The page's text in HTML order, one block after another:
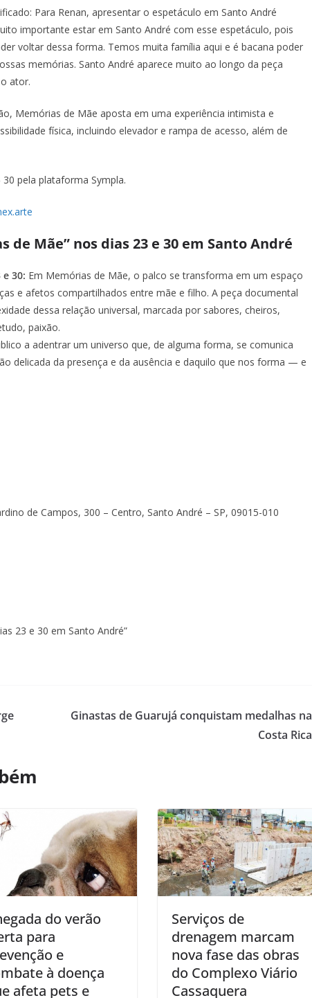
Para Renan, apresentar o espetáculo em Santo André
importante estar em Santo André com esse espetáculo, pois
voltar dessa forma. Temos muita família aqui e é bacana poder
memórias. Santo André aparece muito ao longo da peça
ator.
Memórias de Mãe aposta em uma experiência intimista e
física, incluindo elevador e rampa de acesso, além de
pela plataforma Sympla.
de Mãe” nos dias 23 e 30 em Santo André
e 30: Em Memórias de Mãe, o palco se transforma em um espaço
e afetos compartilhados entre mãe e filho. A peça documental
dessa relação universal, marcada por sabores, cheiros,
paixão.
a adentrar um universo que, de alguma forma, se comunica
delicada da presença e da ausência e daquilo que nos forma — e
de Campos, 300 – Centro, Santo André – SP, 09015-010
23 e 30 em Santo André”
Ginastas de Guarujá conquistam medalhas na
Costa Rica
do verão
para
e
à doença
afeta pets e
Serviços de
drenagem marcam
nova fase das obras
do Complexo Viário
Cassaquera